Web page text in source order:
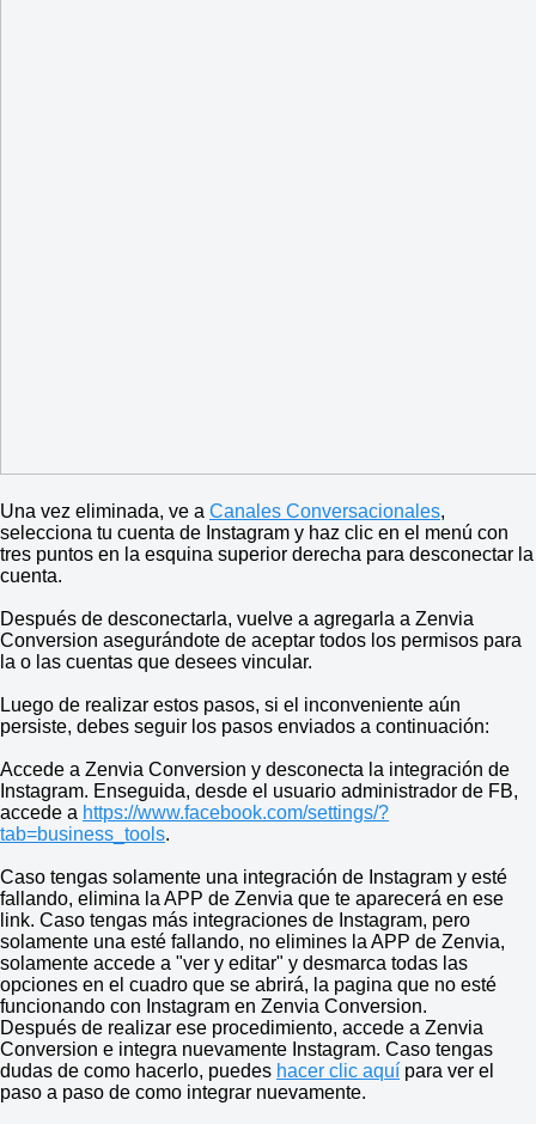
Una vez eliminada, ve a Canales Conversacionales,
selecciona tu cuenta de Instagram y haz clic en el menú con
tres puntos en la esquina superior derecha para desconectar la
cuenta.
Después de desconectarla, vuelve a agregarla a Zenvia
Conversion asegurándote de aceptar todos los permisos para
la o las cuentas que desees vincular.
Luego de realizar estos pasos, si el inconveniente aún
persiste, debes seguir los pasos enviados a continuación:
Accede a Zenvia Conversion y desconecta la integración de
Instagram. Enseguida, desde el usuario administrador de FB,
accede a https://www.facebook.com/settings/?
tab=business_tools.
Caso tengas solamente una integración de Instagram y esté
fallando, elimina la APP de Zenvia que te aparecerá en ese
link. Caso tengas más integraciones de Instagram, pero
solamente una esté fallando, no elimines la APP de Zenvia,
solamente accede a "ver y editar" y desmarca todas las
opciones en el cuadro que se abrirá, la pagina que no esté
funcionando con Instagram en Zenvia Conversion.
Después de realizar ese procedimiento, accede a Zenvia
Conversion e integra nuevamente Instagram. Caso tengas
dudas de como hacerlo, puedes hacer clic aquí para ver el
paso a paso de como integrar nuevamente.